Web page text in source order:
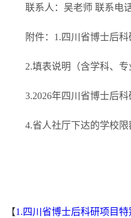
联系人：吴老师 联系电
附件：1.四川省博士后
2.填表说明（含学科、专
3.2026年四川省博士后
4.省人社厅下达的学校
【1.四川省博士后科研项目